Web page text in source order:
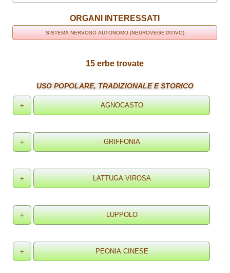
ORGANI INTERESSATI
SISTEMA NERVOSO AUTONOMO (NEUROVEGETATIVO)
15 erbe trovate
USO POPOLARE, TRADIZIONALE E STORICO
+
+
+
+
+